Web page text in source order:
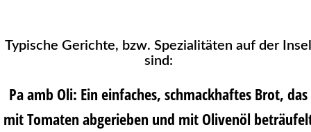
Typische Gerichte, bzw. Spezialitäten auf der Insel
sind:
Pa amb Oli: Ein einfaches, schmackhaftes Brot, das
mit Tomaten abgerieben und mit Olivenöl